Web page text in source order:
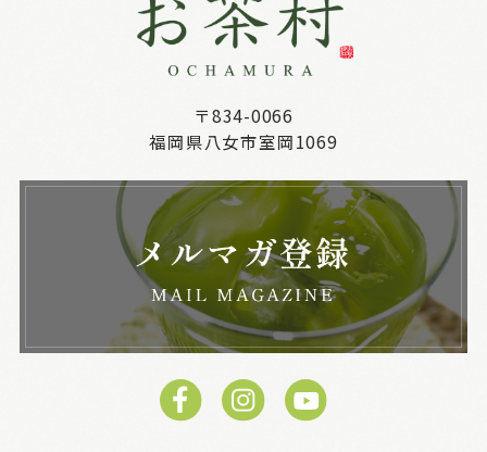
〒834-0066
福岡県八女市室岡1069